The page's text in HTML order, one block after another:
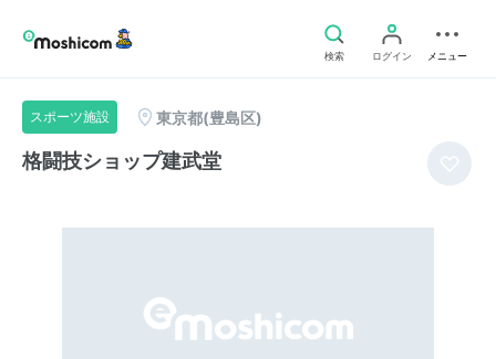
検索 ログイン メニュー
スポーツ施設 東京都(豊島区)
格闘技ショップ建武堂